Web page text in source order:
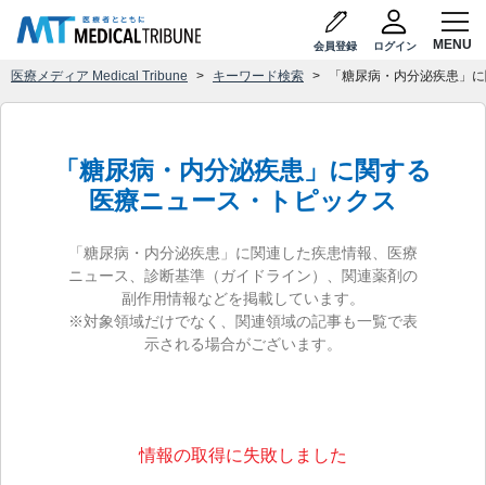
会員登録 ログイン
医療メディア Medical Tribune キーワード検索 「糖尿病・内分泌疾患」
「糖尿病・内分泌疾患」に関する
医療ニュース・トピックス
「糖尿病・内分泌疾患」に関連した疾患情報、医療
ニュース、診断基準（ガイドライン）、関連薬剤の
副作用情報などを掲載しています。
※対象領域だけでなく、関連領域の記事も一覧で表
示される場合がございます。
情報の取得に失敗しました